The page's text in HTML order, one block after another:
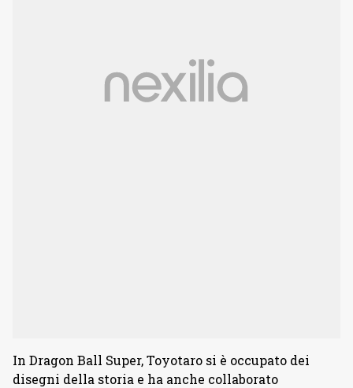
In Dragon Ball Super, Toyotaro si è occupato dei
disegni della storia e ha anche collaborato